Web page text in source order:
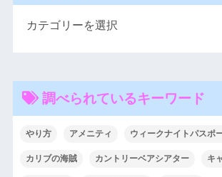
調べられているキーワード
やり方 アメニティ ウィークナイトパスポ
カリブの海賊 カントリーベアシアター キ